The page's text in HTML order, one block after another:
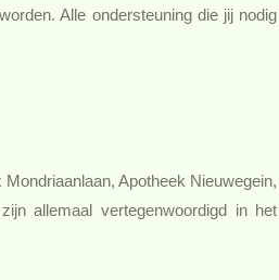
Alle ondersteuning die jij nodig
Apotheek Nieuwegein,
allemaal vertegenwoordigd in het